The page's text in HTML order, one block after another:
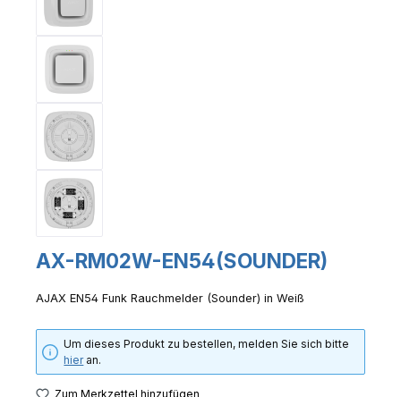
AX-RM02W-EN54(SOUNDER)
AJAX EN54 Funk Rauchmelder (Sounder) in Weiß
Um dieses Produkt zu bestellen, melden Sie sich bitte
hieran.
Zum Merkzettel hinzufügen